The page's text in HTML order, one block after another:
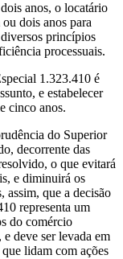
anos, o locatário
dois anos para
princípios
processuais.
1.323.410 é
e estabelecer
cinco anos.
do Superior
decorrente das
o que evitará
e diminuirá os
assim, que a decisão
representa um
do comércio
deve ser levada em
lidam com ações